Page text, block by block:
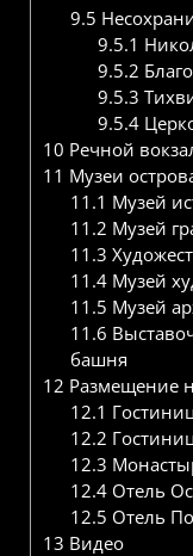
9.5
9.5.1
9.5.2
9.5.3
9.5.4
10 Речной
11 Музеи
11.1 Музей
11.2 Музей
11.3
11.4Музей
11.5 Музей
11.6
башня
12 Размещение
12.1
12.2
12.3
12.4Отель
12.5 Отель
13 Видео